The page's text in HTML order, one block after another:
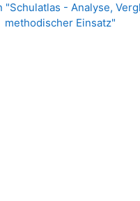
- Analyse,
methodischer Einsatz"